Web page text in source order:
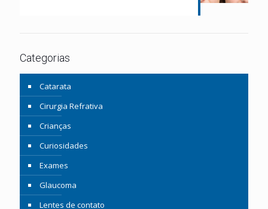
Categorias
Catarata
Cirurgia Refrativa
Crianças
Curiosidades
Exames
Glaucoma
Lentes de contato